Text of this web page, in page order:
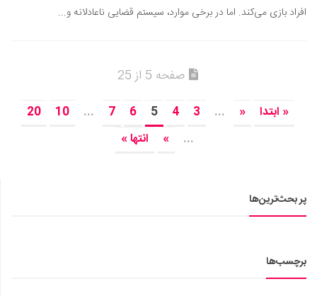
افراد بازی می‌کند. اما در برخی موارد، سیستم قضایی ناعادلانه و...
صفحه 5 از 25
« ابتدا «
...
3
4
5
6
7
...
10
20
...
» انتها »
پر بحث‌ترین‌ها
برچسب‌ها